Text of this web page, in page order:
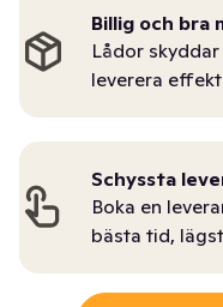
Billig och bra
Lådor
leverera
Schyssta
Boka en
bästa tid,